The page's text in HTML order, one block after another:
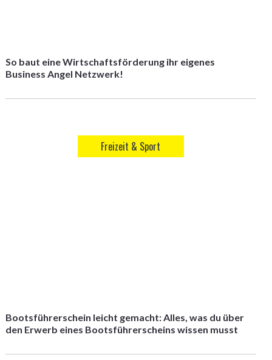
So baut eine Wirtschaftsförderung ihr eigenes
Business Angel Netzwerk!
Freizeit & Sport
Bootsführerschein leicht gemacht: Alles, was du über
den Erwerb eines Bootsführerscheins wissen musst